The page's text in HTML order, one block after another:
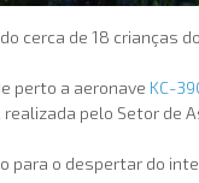
cerca de 18 crianças
perto a aeronave KC-
pelo Setor de
o despertar do